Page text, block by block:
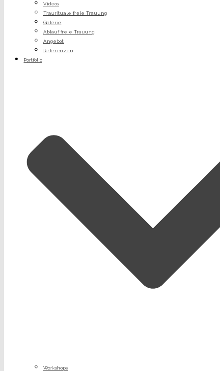
Videos
Traurituale freie Trauung
Galerie
Ablauf freie Trauung
Angebot
Referenzen
Portfolio
Workshops